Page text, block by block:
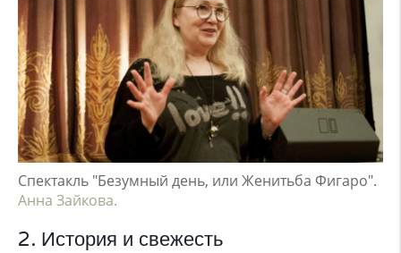
Спектакль "Безумный день, или Женитьба Фигаро".
Анна Зайкова.
2. История и свежесть